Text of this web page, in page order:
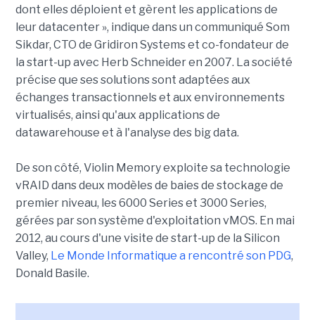
dont elles déploient et gèrent les applications de
leur datacenter », indique dans un communiqué Som
Sikdar, CTO de Gridiron Systems et co-fondateur de
la start-up avec Herb Schneider en 2007. La société
précise que ses solutions sont adaptées aux
échanges transactionnels et aux environnements
virtualisés, ainsi qu'aux applications de
datawarehouse et à l'analyse des big data.
De son côté, Violin Memory exploite sa technologie
vRAID dans deux modèles de baies de stockage de
premier niveau, les 6000 Series et 3000 Series,
gérées par son système d'exploitation vMOS. En mai
2012, au cours d'une visite de start-up de la Silicon
Valley, Le Monde Informatique a rencontré son PDG,
Donald Basile.